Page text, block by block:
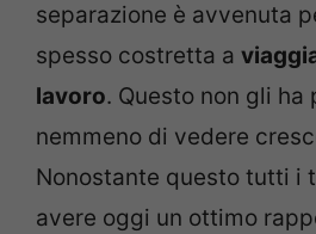
separazione è avvenuta
spesso costretta a
lavoro. Questo non gli ha
nemmeno di vedere
Nonostante questo tutti i
avere oggi un ottimo